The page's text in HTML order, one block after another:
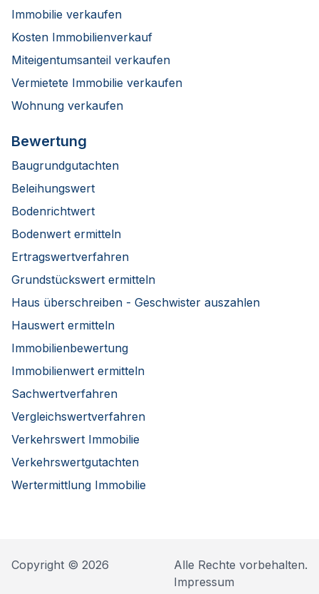
Immobilie verkaufen
Kosten Immobilienverkauf
Miteigentumsanteil verkaufen
Vermietete Immobilie verkaufen
Wohnung verkaufen
Bewertung
Baugrundgutachten
Beleihungswert
Bodenrichtwert
Bodenwert ermitteln
Ertragswertverfahren
Grundstückswert ermitteln
Haus überschreiben - Geschwister auszahlen
Hauswert ermitteln
Immobilienbewertung
Immobilienwert ermitteln
Sachwertverfahren
Vergleichswertverfahren
Verkehrswert Immobilie
Verkehrswertgutachten
Wertermittlung Immobilie
Copyright © 2026
Alle Rechte vorbehalten.
Impressum